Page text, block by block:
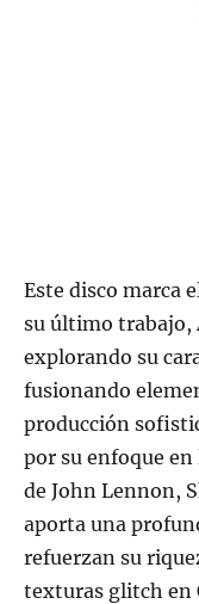
Este disco marca
su último trabajo,
explorando su
fusionando
producción
por su enfoque
de John Lennon,
aporta una
refuerzan su
texturas glitch en